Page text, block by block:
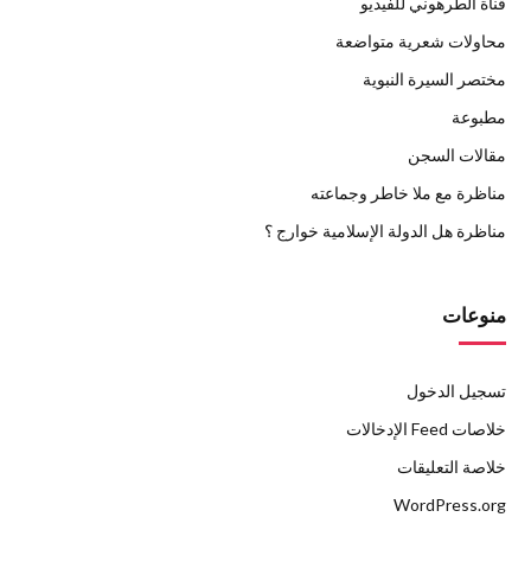
محاولات شعرية متواضعة
مختصر السيرة النبوية
مطبوعة
مقالات السجن
مناظرة مع ملا خاطر وجماعته
مناظرة هل الدولة الإسلامية خوارج ؟
منوعات
تسجيل الدخول
خلاصات Feed الإدخالات
خلاصة التعليقات
WordPress.org